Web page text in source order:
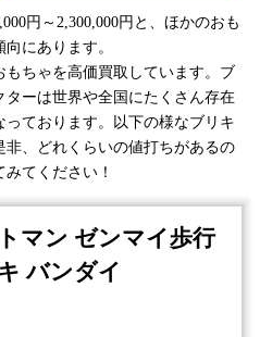
円～2,300,000円と、ほかのおも
にあります。
ちゃを高価買取しています。ブ
ターは世界や全国にたくさん存在
ております。以下の様なブリキ
、どれくらいの値打ちがあるの
てください！
マン ゼンマイ歩行
バンダイ